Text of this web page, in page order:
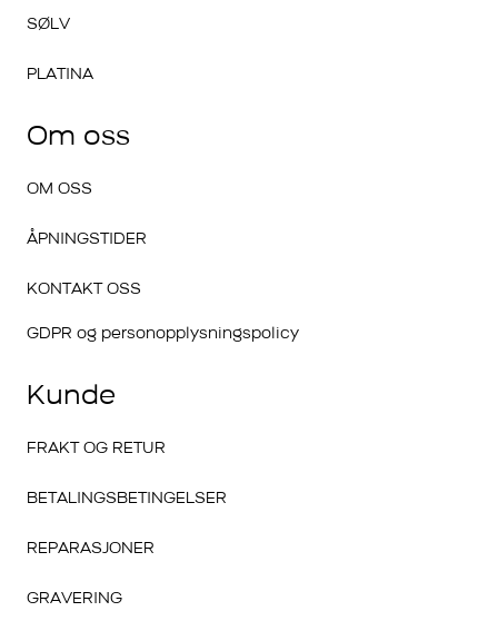
SØLV
PLATINA
Om oss
OM OSS
ÅPNINGSTIDER
KONTAKT OSS
GDPR og personopplysningspolicy
Kunde
FRAKT OG RETUR
BETALINGSBETINGELSER
REPARASJONER
GRAVERING